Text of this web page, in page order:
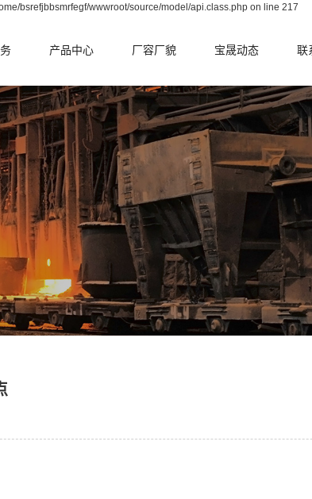
bsrefjbbsmrfegf/wwwroot/source/model/api.class.php on line 217
包
包
包
承包
承包
包
产品中心
转炉篇
电炉篇
钢包篇
中间包篇
冶金辅料篇
原料篇
转炉掷落式检测
系统
厂容厂貌 宝晟动态
公司新闻
行业新闻
联